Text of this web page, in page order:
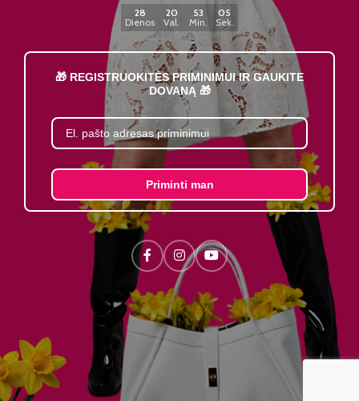
28
Dienos
20
Val.
53
Min.
04
Sek.
🎁 REGISTRUOKITĖS PRIMINIMUI IR GAUKITE
DOVANĄ 🎁
Priminti man